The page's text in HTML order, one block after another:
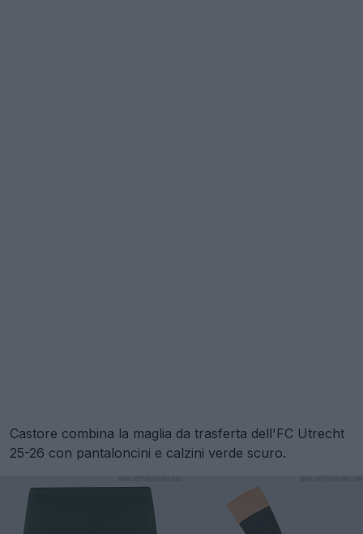
Castore combina la maglia da trasferta dell'FC Utrecht
25-26 con pantaloncini e calzini verde scuro.